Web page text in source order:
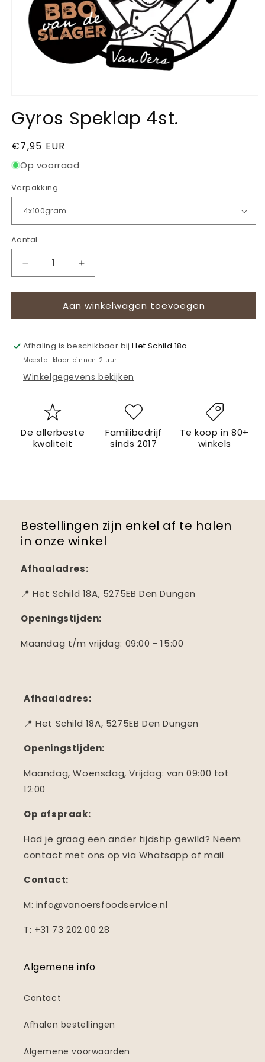
Gyros Speklap 4st.
Normale
prijs
€7,95 EUR
Op voorraad
Verpakking
Aantal
Aantal
verlagen
voor
Speklap
Aantal
verhogen
voor
Gyros
Speklap
Aan winkelwagen toevoegen
Afhaling is beschikbaar bijHet Schild 18a
Meestal klaar binnen 2 uur
Winkelgegevens bekijken
De allerbeste
kwaliteit
Familibedrijf
sinds 2017
Te koop in 80+
winkels
Bestellingen zijn enkel af te halen
in onze winkel
Afhaaladres:
📍 Het Schild 18A, 5275EB Den Dungen
Openingstijden:
Maandag t/m vrijdag: 09:00 - 15:00
Afhaaladres:
📍 Het Schild 18A, 5275EB Den Dungen
Openingstijden:
Maandag, Woensdag, Vrijdag: van 09:00 tot
12:00
Op afspraak:
Had je graag een ander tijdstip gewild? Neem
contact met ons op via Whatsapp of mail
Contact:
M: info@vanoersfoodservice.nl
T: +31 73 202 00 28
Algemene info
Contact
Afhalen bestellingen
Algemene voorwaarden